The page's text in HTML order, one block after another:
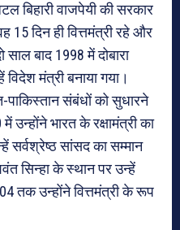
बिहारी वाजपेयी की सरकार
15 दिन ही वित्तमंत्री रहे और
बाद 1998 में दोबारा
मंत्री बनाया गया।
पाकिस्तान संबंधों को सुधारने
भारत के रक्षामंत्री का
सर्वश्रेष्ठ सांसद का सम्मान
सिन्हा के स्थान पर उन्हें
तक उन्होंने वित्तमंत्री के रूप